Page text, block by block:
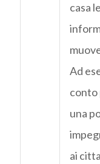
casa
Ad
conto
una
ai